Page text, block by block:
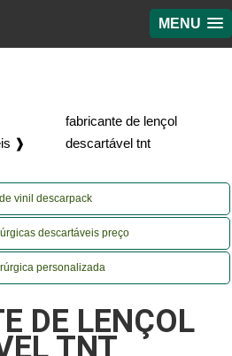
MENU
❱
fabricante de lençol
descartável tnt
vinil descarpack
descartáveis preço
personalizada
DE LENÇOL
TNT